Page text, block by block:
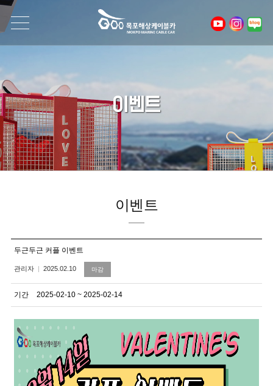
이벤트
이벤트
두근두근 커플 이벤트
관리자 2025.02.10 마감
기간 2025-02-10 ~ 2025-02-14